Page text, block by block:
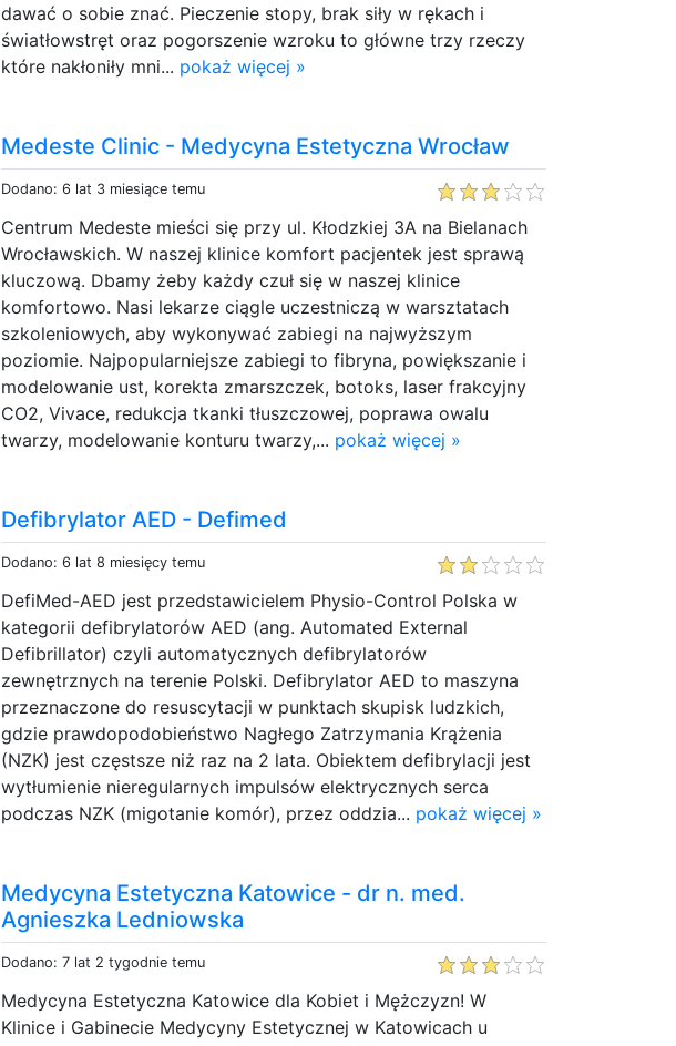
dawać o sobie znać. Pieczenie stopy, brak siły w rękach i
światłowstręt oraz pogorszenie wzroku to główne trzy rzeczy
które nakłoniły mni... pokaż więcej »
Medeste Clinic - Medycyna Estetyczna Wrocław
Dodano: 6 lat 3 miesiące temu
Centrum Medeste mieści się przy ul. Kłodzkiej 3A na Bielanach
Wrocławskich. W naszej klinice komfort pacjentek jest sprawą
kluczową. Dbamy żeby każdy czuł się w naszej klinice
komfortowo. Nasi lekarze ciągle uczestniczą w warsztatach
szkoleniowych, aby wykonywać zabiegi na najwyższym
poziomie. Najpopularniejsze zabiegi to fibryna, powiększanie i
modelowanie ust, korekta zmarszczek, botoks, laser frakcyjny
CO2, Vivace, redukcja tkanki tłuszczowej, poprawa owalu
twarzy, modelowanie konturu twarzy,... pokaż więcej »
Defibrylator AED - Defimed
Dodano: 6 lat 8 miesięcy temu
DefiMed-AED jest przedstawicielem Physio-Control Polska w
kategorii defibrylatorów AED (ang. Automated External
Defibrillator) czyli automatycznych defibrylatorów
zewnętrznych na terenie Polski. Defibrylator AED to maszyna
przeznaczone do resuscytacji w punktach skupisk ludzkich,
gdzie prawdopodobieństwo Nagłego Zatrzymania Krążenia
(NZK) jest częstsze niż raz na 2 lata. Obiektem defibrylacji jest
wytłumienie nieregularnych impulsów elektrycznych serca
podczas NZK (migotanie komór), przez oddzia... pokaż więcej »
Medycyna Estetyczna Katowice - dr n. med.
Agnieszka Ledniowska
Dodano: 7 lat 2 tygodnie temu
Medycyna Estetyczna Katowice dla Kobiet i Mężczyzn! W
Klinice i Gabinecie Medycyny Estetycznej w Katowicach u